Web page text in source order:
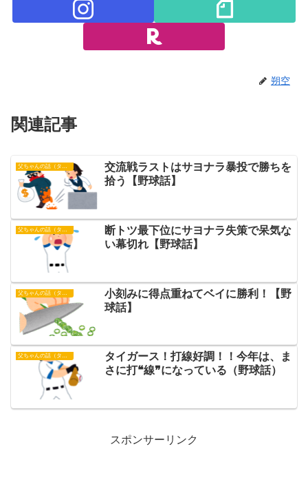
朔空
関連記事
父ちゃんの話（タイガース）
交流戦ラストはサヨナラ暴投で勝ちを
拾う【野球話】
父ちゃんの話（タイガース）
断トツ最下位にサヨナラ失策で呆気な
い幕切れ【野球話】
小刻みに得点重ねてベイに勝利！【野
球話】
父ちゃんの話（タイガース）
タイガース！打線好調！！今年は、ま
さに打❝線❞になっている（野球話）
スポンサーリンク